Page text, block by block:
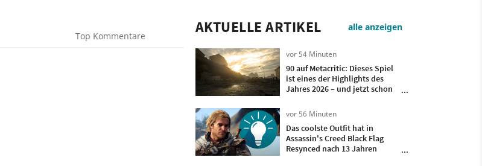
Top Kommentare AKTUELLE ARTIKEL alle anzeigen
vor 54 Minuten
90 auf Metacritic: Dieses Spiel
ist eines der Highlights des
Jahres 2026 – und jetzt schon
vor 56 Minuten
Das coolste Outfit hat in
Assassin's Creed Black Flag
Resynced nach 13 Jahren